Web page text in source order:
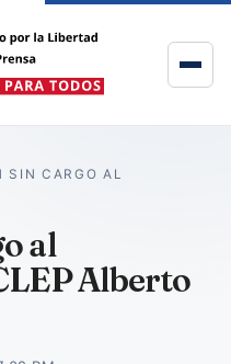
SIN CARGO AL
al
Alberto